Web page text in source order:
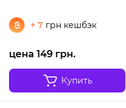
+ 7 грн кешбэк
цена 149 грн.
Купить